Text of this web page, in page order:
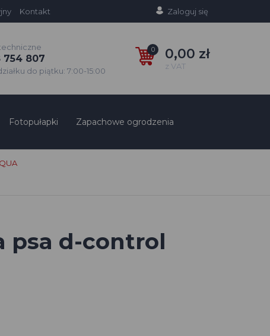
Kontakt Zaloguj się
754 807
do piątku: 7:00-15:00
0 0,00 zł
z VAT
Fotopułapki Zapachowe ogrodzenia
psa d-control